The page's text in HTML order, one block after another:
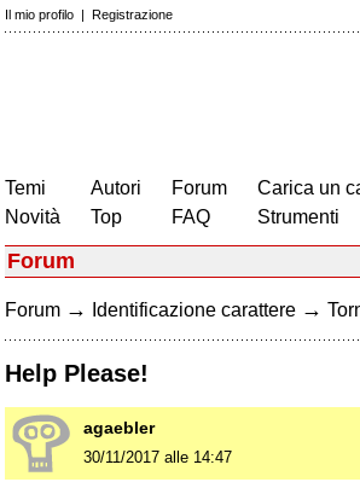
Il mio profilo | Registrazione
Temi
Novità
Autori
Top
Forum
FAQ
Carica un
Strumenti
Forum
Forum → Identificazione carattere →
Help Please!
agaebler
30/11/2017 alle 14:47